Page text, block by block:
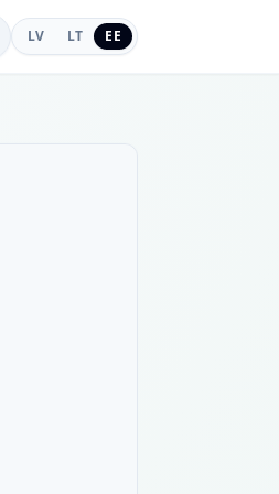
LV LT EE